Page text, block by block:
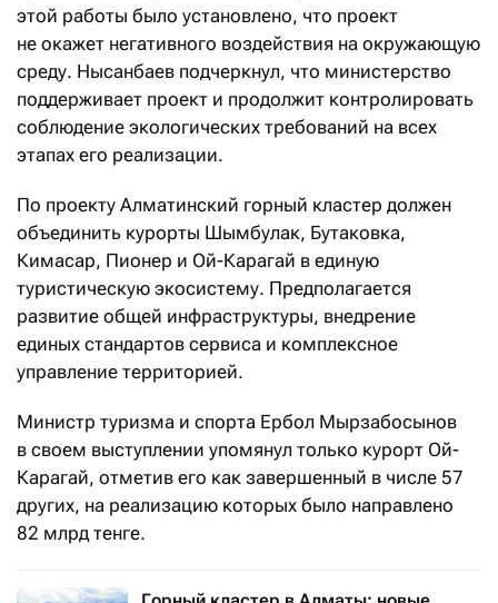
этой работы было установлено, что проект
не окажет негативного воздействия на окружающую
среду. Нысанбаев подчеркнул, что министерство
поддерживает проект и продолжит контролировать
соблюдение экологических требований на всех
этапах его реализации.
По проекту Алматинский горный кластер должен
объединить курорты Шымбулак, Бутаковка,
Кимасар, Пионер и Ой-Карагай в единую
туристическую экосистему. Предполагается
развитие общей инфраструктуры, внедрение
единых стандартов сервиса и комплексное
управление территорией.
Министр туризма и спорта Ербол Мырзабосынов
в своем выступлении упомянул только курорт Ой-
Карагай, отметив его как завершенный в числе 57
других, на реализацию которых было направлено
82 млрд тенге.